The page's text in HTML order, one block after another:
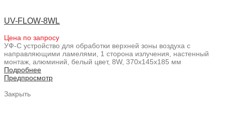
UV-FLOW-8WL
Цена по запросу
УФ-С устройство для обработки верхней зоны воздуха с
направляющими ламелями, 1 сторона излучения, настенный
монтаж, алюминий, белый цвет, 8W, 370x145x185 мм
Подробнее
Предпросмотр
Закрыть